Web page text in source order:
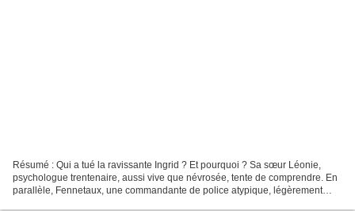
Résumé : Qui a tué la ravissante Ingrid ? Et pourquoi ? Sa sœur Léonie,
psychologue trentenaire, aussi vive que névrosée, tente de comprendre. En
parallèle, Fennetaux, une commandante de police atypique, légèrement